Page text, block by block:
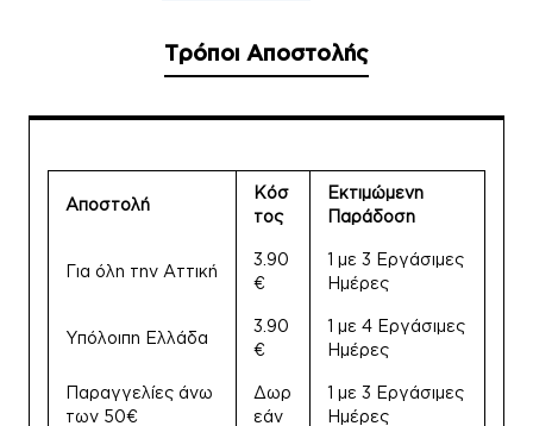
Τρόποι Αποστολής
Αποστολή
Κόσ
τος
Εκτιμώμενη
Παράδοση
Για όλη την Αττική
3.90
€
1 με 3 Εργάσιμες
Ημέρες
Υπόλοιπη Ελλάδα
3.90
€
1 με 4 Εργάσιμες
Ημέρες
Παραγγελίες άνω
των 50€
Δωρ
εάν
1 με 3 Εργάσιμες
Ημέρες